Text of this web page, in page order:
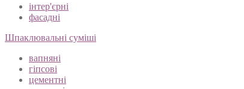
інтер'єрні
фасадні
Шпаклювальні суміші
вапняні
гіпсові
цементні